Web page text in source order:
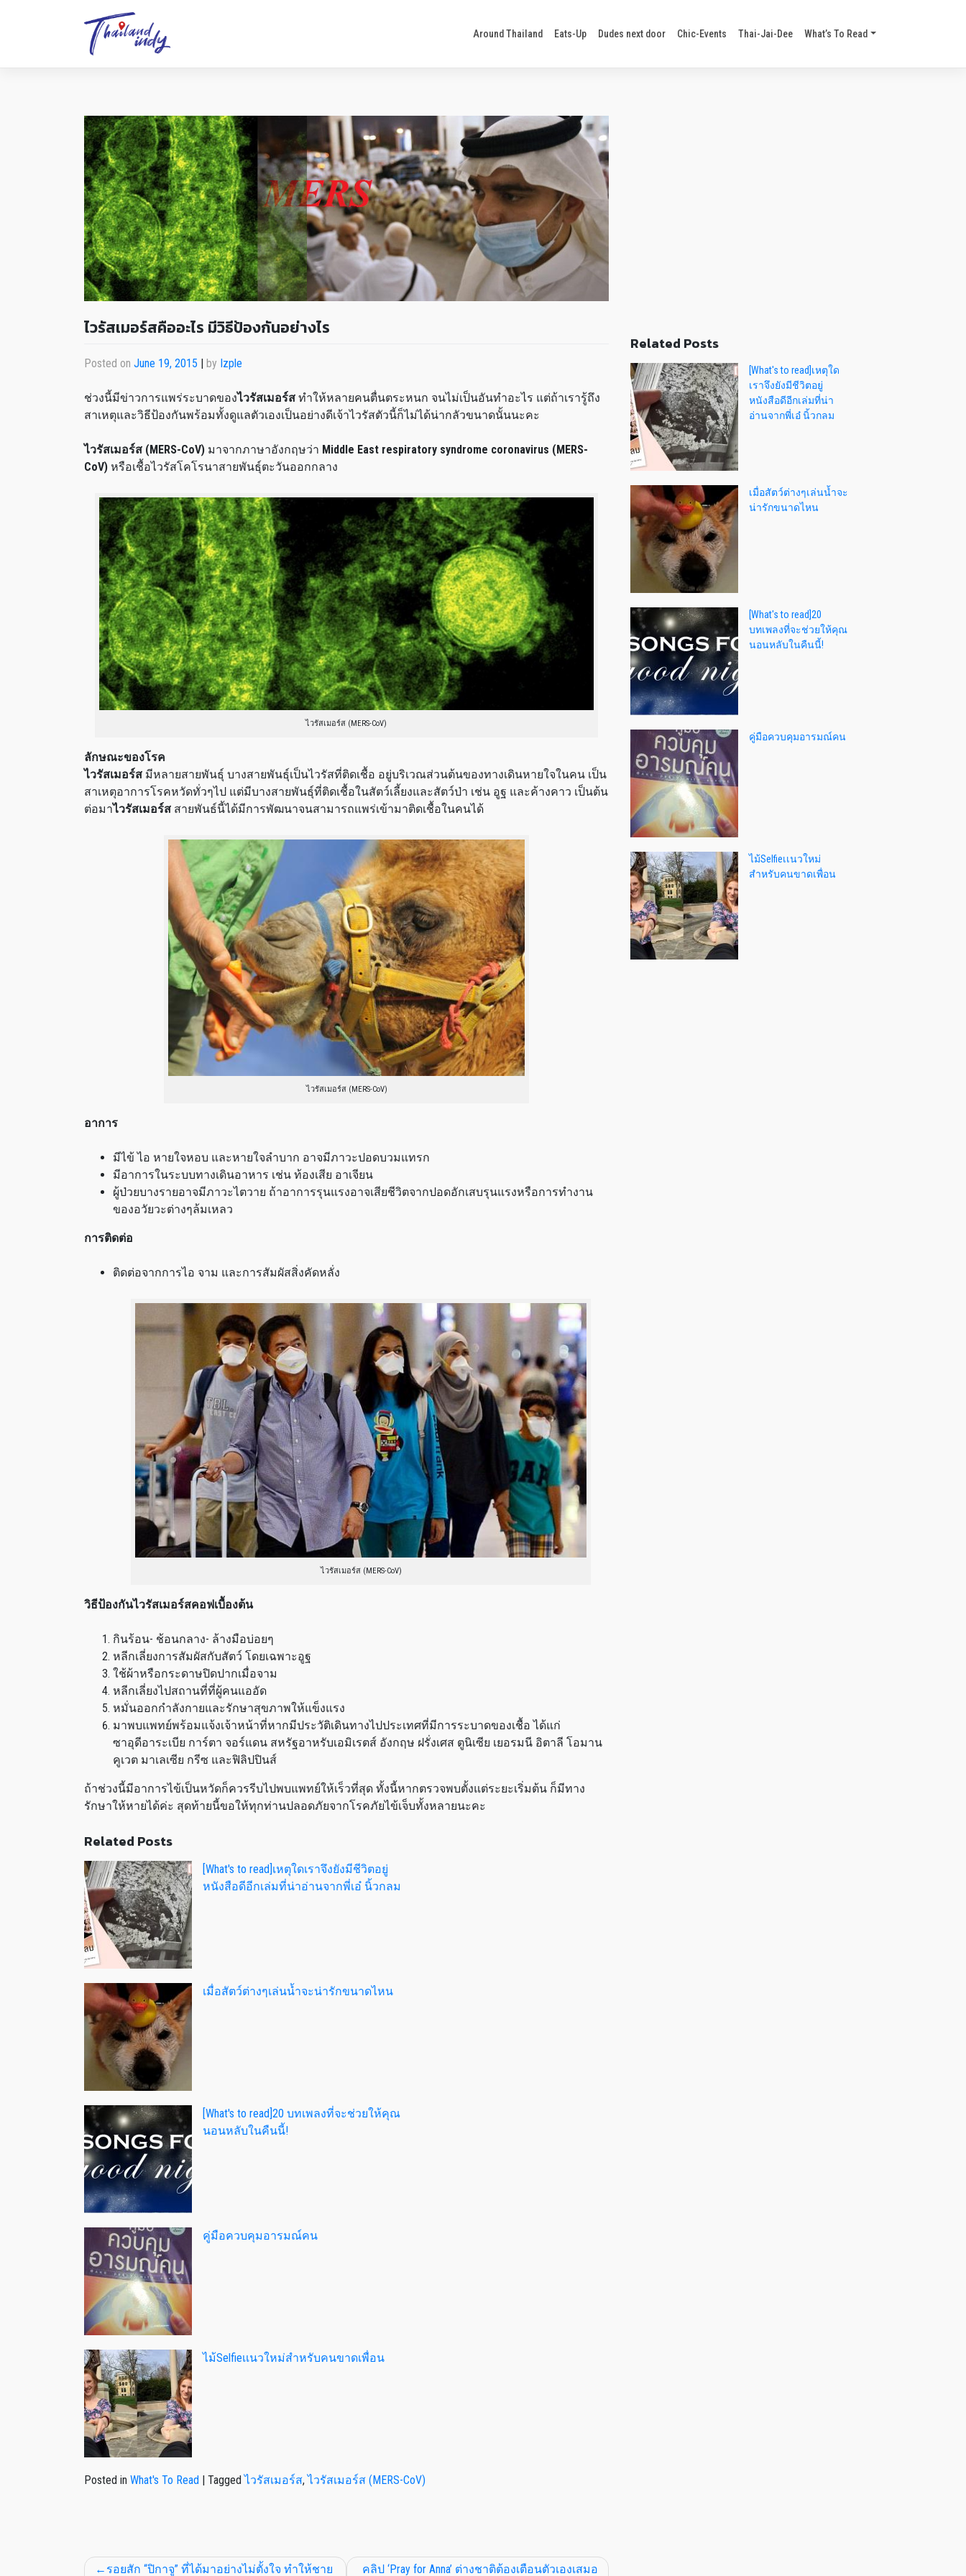
Around Thailand Eats-Up Dudes next door Chic-Events Thai-Jai-Dee What’s To Read
ไวรัสเมอร์สคืออะไร มีวิธีป้องกันอย่างไร
Posted on June 19, 2015 by Izple
ช่วงนี้มีข่าวการแพร่ระบาดของไวรัสเมอร์ส ทำให้หลายคนตื่นตระหนก จนไม่เป็นอันทำอะไร แต่ถ้าเรารู้ถึง
สาเหตุและวิธีป้องกันพร้อมทั้งดูแลตัวเองเป็นอย่างดีเจ้าไวรัสตัวนี้ก็ไม่ได้น่ากลัวขนาดนั้นนะคะ
ไวรัสเมอร์ส ( MERS-CoV) มาจากภาษาอังกฤษว่า Middle East respiratory syndrome coronavirus (MERS-
CoV) หรือเชื้อไวรัสโคโรนาสายพันธุ์ตะวันออกกลาง
ไวรัสเมอร์ส (MERS-CoV)
ลักษณะของโรค
ไวรัสเมอร์ส มีหลายสายพันธุ์ บางสายพันธุ์เป็นไวรัสที่ติดเชื้อ อยู่บริเวณส่วนต้นของทางเดินหายใจในคน เป็น
สาเหตุอาการโรคหวัดทั่วๆไป แต่มีบางสายพันธุ์ที่ติดเชื้อในสัตว์เลี้ยงและสัตว์ป่า เช่น อูฐ และค้างคาว เป็นต้น
ต่อมาไวรัสเมอร์ส สายพันธ์นี้ได้มีการพัฒนาจนสามารถแพร่เข้ามาติดเชื้อในคนได้
ไวรัสเมอร์ส (MERS-CoV)
อาการ
มีไข้ ไอ หายใจหอบ และหายใจลำบาก อาจมีภาวะปอดบวมแทรก
มีอาการในระบบทางเดินอาหาร เช่น ท้องเสีย อาเจียน
ผู้ป่วยบางรายอาจมีภาวะไตวาย ถ้าอาการรุนแรงอาจเสียชีวิตจากปอดอักเสบรุนแรงหรือการทำงาน
ของอวัยวะต่างๆล้มเหลว
การติดต่อ
ติดต่อจากการไอ จาม และการสัมผัสสิ่งคัดหลั่ง
ไวรัสเมอร์ส (MERS-CoV)
วิธีป้องกันไวรัสเมอร์สคอฟเบื้องต้น
กินร้อน- ช้อนกลาง- ล้างมือบ่อยๆ
หลีกเลี่ยงการสัมผัสกับสัตว์ โดยเฉพาะอูฐ
ใช้ผ้าหรือกระดาษปิดปากเมื่อจาม
หลีกเลี่ยงไปสถานที่ที่ผู้คนแออัด
หมั่นออกกำลังกายและรักษาสุขภาพให้แข็งแรง
มาพบแพทย์พร้อมแจ้งเจ้าหน้าที่หากมีประวัติเดินทางไปประเทศที่มีการระบาดของเชื้อ ได้แก่
ซาอุดีอาระเบีย การ์ตา จอร์แดน สหรัฐอาหรับเอมิเรตส์ อังกฤษ ฝรั่งเศส ตูนิเซีย เยอรมนี อิตาลี โอมาน
คูเวต มาเลเซีย กรีซ และฟิลิปปินส์
ถ้าช่วงนี้มีอาการไข้เป็นหวัดก็ควรรีบไปพบแพทย์ให้เร็วที่สุด ทั้งนี้หากตรวจพบตั้งแต่ระยะเริ่มต้น ก็มีทาง
รักษาให้หายได้ค่ะ สุดท้ายนี้ขอให้ทุกท่านปลอดภัยจากโรคภัยไข้เจ็บทั้งหลายนะคะ
Related Posts
[What's to read]เหตุใดเราจึงยังมีชีวิตอยู่
หนังสือดีอีกเล่มที่น่าอ่านจากพี่เอ๋ นิ้วกลม
เมื่อสัตว์ต่างๆเล่นน้ำจะน่ารักขนาดไหน
[What's to read]20 บทเพลงที่จะช่วยให้คุณ
นอนหลับในคืนนี้!
คู่มือควบคุมอารมณ์คน
ไม้Selfieเเนวใหม่สำหรับคนขาดเพื่อน
Posted in What's To Read | Taggedไวรัสเมอร์ส,ไวรัสเมอร์ส (MERS-CoV)
รอยสัก “ปิกาจู” ที่ได้มาอย่างไม่ตั้งใจ ทำให้ชาย คลิป ‘Pray for Anna’ ต่างชาติต้องเตือนตัวเองเสมอ
Related Posts
[What's to read]เหตุใด
เราจึงยังมีชีวิตอยู่
หนังสือดีอีกเล่มที่น่า
อ่านจากพี่เอ๋ นิ้วกลม
เมื่อสัตว์ต่างๆเล่นน้ำจะ
น่ารักขนาดไหน
[What's to read]20
บทเพลงที่จะช่วยให้คุณ
นอนหลับในคืนนี้!
คู่มือควบคุมอารมณ์คน
ไม้Selfieเเนวใหม่
สำหรับคนขาดเพื่อน